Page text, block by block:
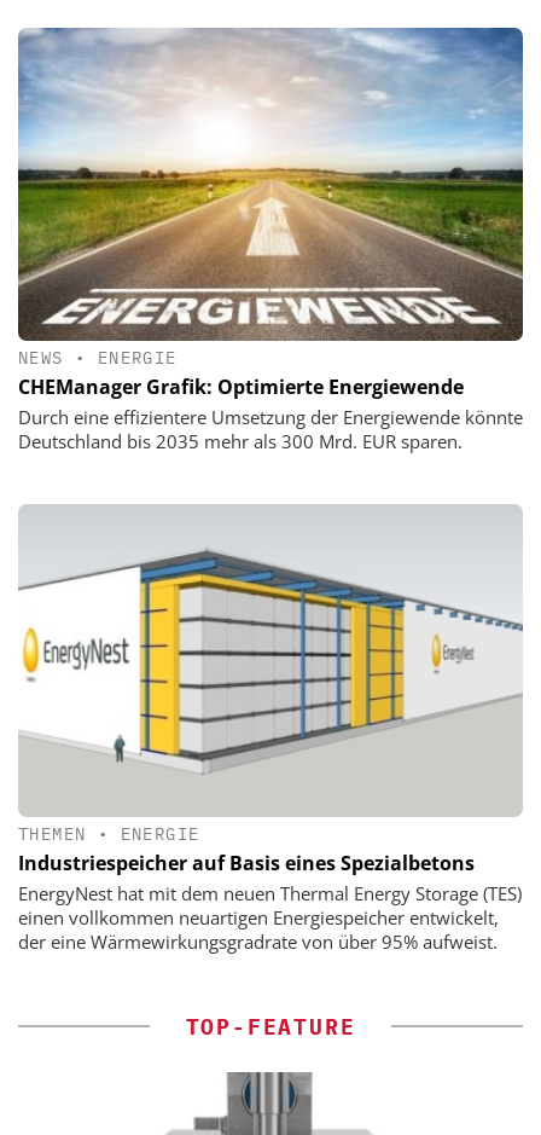
NEWS • ENERGIE
CHEManager Grafik: Optimierte Energiewende
Durch eine effizientere Umsetzung der Energiewende könnte
Deutschland bis 2035 mehr als 300 Mrd. EUR sparen.
THEMEN • ENERGIE
Industriespeicher auf Basis eines Spezialbetons
EnergyNest hat mit dem neuen Thermal Energy Storage (TES)
einen vollkommen neuartigen Energiespeicher entwickelt,
der eine Wärmewirkungsgradrate von über 95% aufweist.
TOP-FEATURE